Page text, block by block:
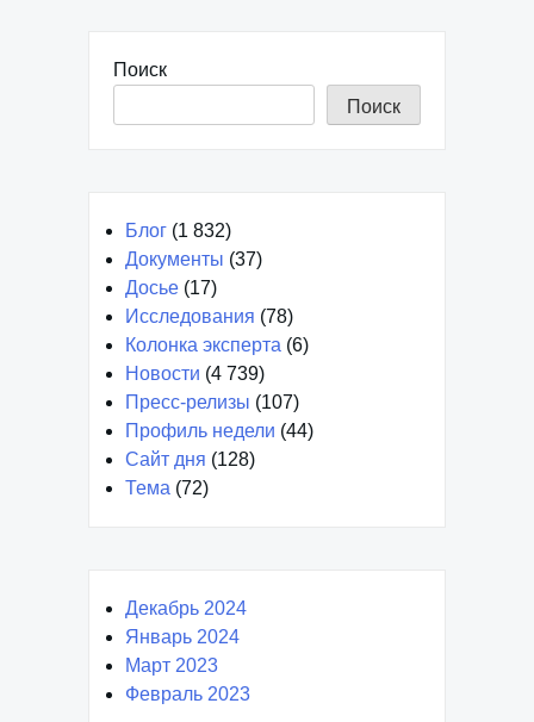
Поиск
Поиск
Блог (1 832)
Документы (37)
Досье (17)
Исследования (78)
Колонка эксперта (6)
Новости (4 739)
Пресс-релизы (107)
Профиль недели (44)
Сайт дня (128)
Тема (72)
Декабрь 2024
Январь 2024
Март 2023
Февраль 2023